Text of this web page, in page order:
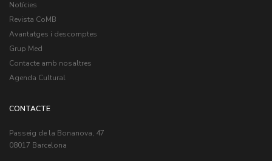
Notícies
Revista CoMB
Avantatges i descomptes
Grup Med
Contacte amb nosaltres
Agenda Cultural
CONTACTE
Passeig de la Bonanova, 47
08017 Barcelona